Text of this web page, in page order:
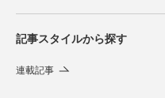
記事スタイルから探す
連載記事